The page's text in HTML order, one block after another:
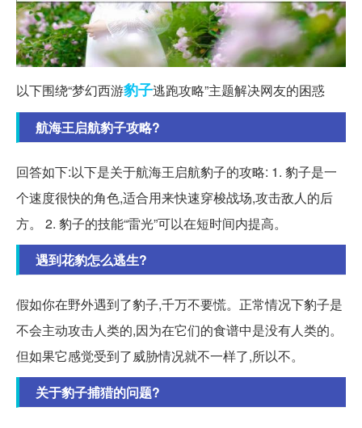
以下围绕“梦幻西游豹子逃跑攻略”主题解决网友的困惑
航海王启航豹子攻略?
回答如下:以下是关于航海王启航豹子的攻略: 1. 豹子是一
个速度很快的角色,适合用来快速穿梭战场,攻击敌人的后
方。 2. 豹子的技能“雷光”可以在短时间内提高。
遇到花豹怎么逃生?
假如你在野外遇到了豹子,千万不要慌。正常情况下豹子是
不会主动攻击人类的,因为在它们的食谱中是没有人类的。
但如果它感觉受到了威胁情况就不一样了,所以不。
关于豹子捕猎的问题?